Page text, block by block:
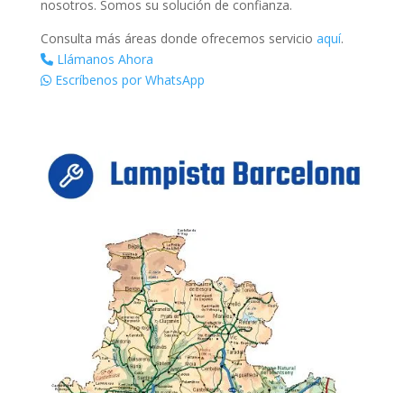
nosotros. Somos su solución de confianza.
Consulta más áreas donde ofrecemos servicio aquí.
Llámanos Ahora
Escríbenos por WhatsApp